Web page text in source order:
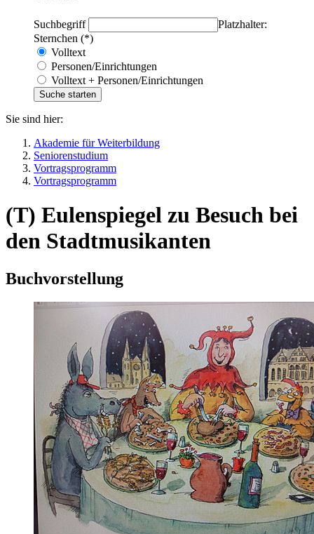
Suchbegriff
Platzhalter:
Sternchen (*)
Volltext
Personen/Einrichtungen
Volltext + Personen/Einrichtungen
Sie sind hier:
Akademie für Weiterbildung
Seniorenstudium
Vortragsprogramm
Vortragsprogramm
(T) Eulenspiegel zu Besuch bei
den Stadtmusikanten
Buchvorstellung